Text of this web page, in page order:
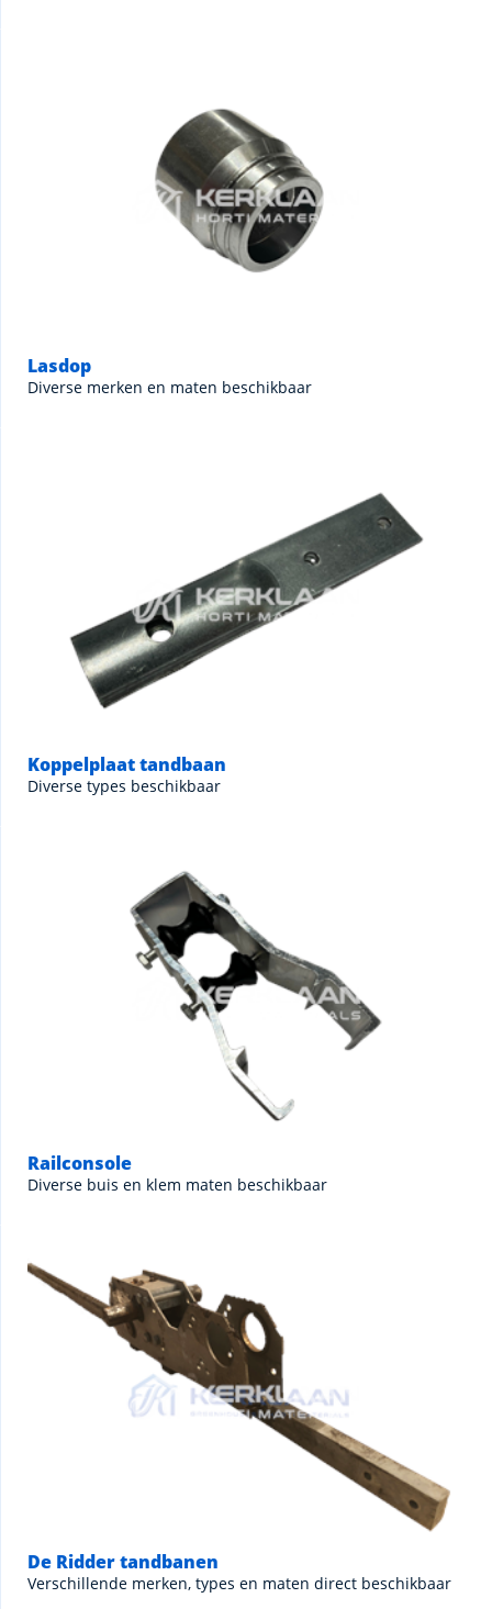
Lasdop
Diverse merken en maten beschikbaar
Koppelplaat tandbaan
Diverse types beschikbaar
Railconsole
Diverse buis en klem maten beschikbaar
De Ridder tandbanen
Verschillende merken, types en maten direct beschikbaar